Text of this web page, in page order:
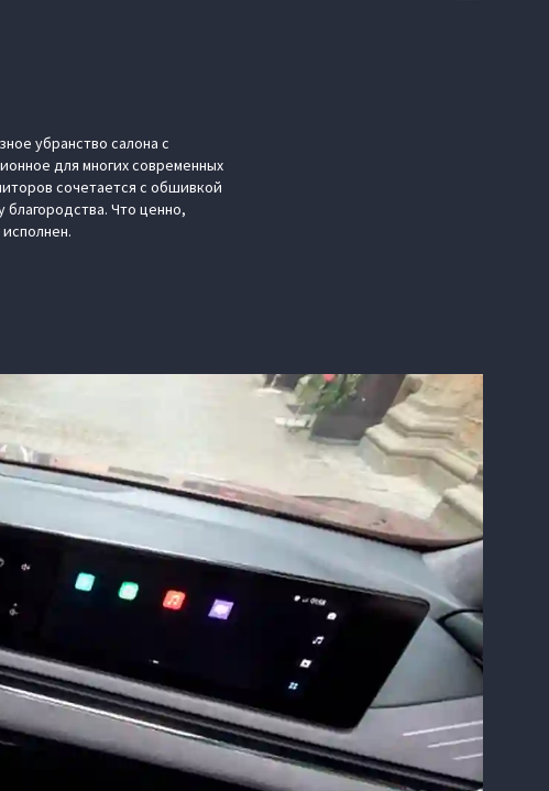
убранство салона с
для многих современных
сочетается с обшивкой
благородства. Что ценно,